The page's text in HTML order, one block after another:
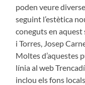
poden veure
seguint l’estètica
coneguts en
i Torres, Josep
Moltes d’aquestes
línia al web
inclou els fons